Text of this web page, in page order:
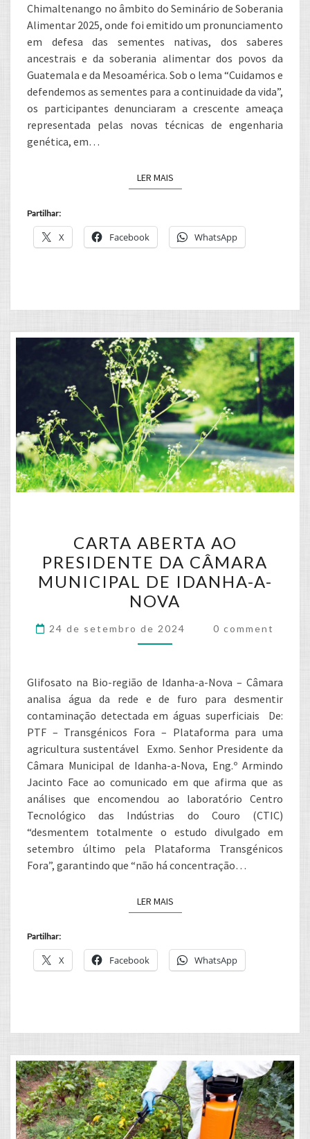
2025
Chimaltenango no âmbito do Seminário de Soberania
Alimentar 2025, onde foi emitido um pronunciamento
em defesa das sementes nativas, dos saberes
ancestrais e da soberania alimentar dos povos da
Guatemala e da Mesoamérica. Sob o lema “Cuidamos e
defendemos as sementes para a continuidade da vida”,
os participantes denunciaram a crescente ameaça
representada pelas novas técnicas de engenharia
genética, em…
LER MAISLER MAIS
Partilhar:
X Facebook WhatsApp
ABERTA
AO
PRESIDENTE
DA
IDANHA-
A-
NOVA
CARTA ABERTA AO
PRESIDENTE DA CÂMARA
MUNICIPAL DE IDANHA-A-
NOVA
24 de setembro de 2024 Comments
0 comment
Glifosato na Bio-região de Idanha-a-Nova – Câmara
analisa água da rede e de furo para desmentir
contaminação detectada em águas superficiais De:
PTF – Transgénicos Fora – Plataforma para uma
agricultura sustentável Exmo. Senhor Presidente da
Câmara Municipal de Idanha-a-Nova, Eng.º Armindo
Jacinto Face ao comunicado em que afirma que as
análises que encomendou ao laboratório Centro
Tecnológico das Indústrias do Couro (CTIC)
“desmentem totalmente o estudo divulgado em
setembro último pela Plataforma Transgénicos
Fora”, garantindo que “não há concentração…
LER MAISLER MAIS
Partilhar:
X Facebook WhatsApp